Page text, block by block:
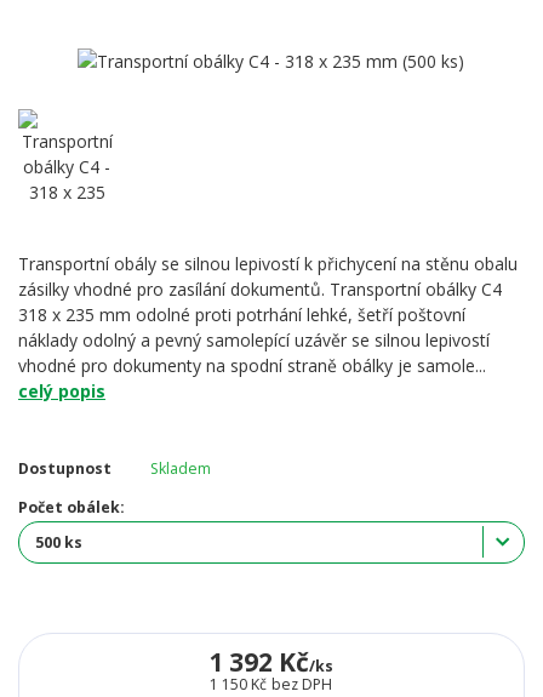
Transportní obály se silnou lepivostí k přichycení na stěnu obalu
zásilky vhodné pro zasílání dokumentů. Transportní obálky C4
318 x 235 mm odolné proti potrhání lehké, šetří poštovní
náklady odolný a pevný samolepící uzávěr se silnou lepivostí
vhodné pro dokumenty na spodní straně obálky je samole...
celý popis
Dostupnost
Skladem
Počet obálek:
1 392 Kč/ks
1 150 Kč bez DPH